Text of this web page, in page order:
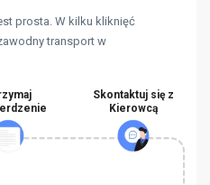
prosta. W kilku kliknięć
transport w
Skontaktuj się z
Kierowcą